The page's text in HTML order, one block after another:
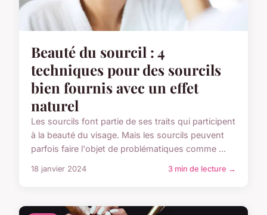
Beauté du sourcil : 4
techniques pour des sourcils
bien fournis avec un effet
naturel
Les sourcils font partie de ses traits qui participent
à la beauté du visage. Mais les sourcils peuvent
parfois faire l'objet de problématiques comme ...
18 janvier 2024 3 min de lecture →